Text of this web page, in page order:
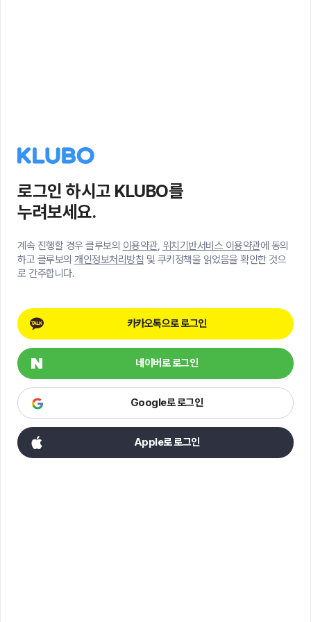
로그인 하시고 KLUBO를
누려보세요.
계속 진행할 경우 클루보의 이용약관, 위치기반서비스 이용약관에 동의
하고 클루보의 개인정보처리방침 및 쿠키정책을 읽었음을 확인한 것으
로 간주합니다.
카카오톡으로 로그인
네이버로 로그인
Google로 로그인
Apple로 로그인